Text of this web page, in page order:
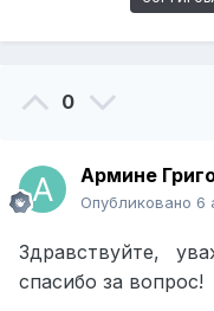
0
Армине
Опубликовано 6
Здравствуйте,
спасибо за вопрос!